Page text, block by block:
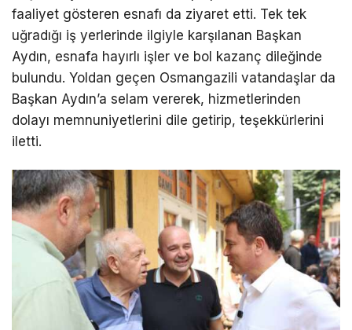
faaliyet gösteren esnafı da ziyaret etti. Tek tek
uğradığı iş yerlerinde ilgiyle karşılanan Başkan
Aydın, esnafa hayırlı işler ve bol kazanç dileğinde
bulundu. Yoldan geçen Osmangazili vatandaşlar da
Başkan Aydın’a selam vererek, hizmetlerinden
dolayı memnuniyetlerini dile getirip, teşekkürlerini
iletti.